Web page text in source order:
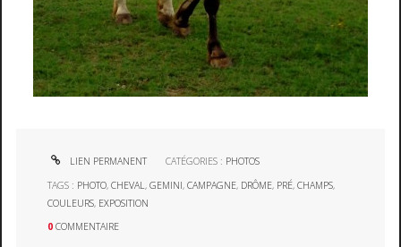
LIEN PERMANENT CATÉGORIES : PHOTOS
TAGS : PHOTO,CHEVAL ,GEMINI,CAMPAGNE, DRÔME, PRÉ,CHAMPS,
COULEURS, EXPOSITION
0 COMMENTAIRE